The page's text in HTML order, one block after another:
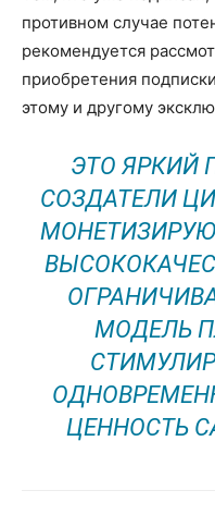
противном случае
рекомендуется
приобретения
этому и другому
ЭТО ЯРКИЙ
СОЗДАТЕЛИ
МОДЕЛЬ
ЦЕННОСТЬ